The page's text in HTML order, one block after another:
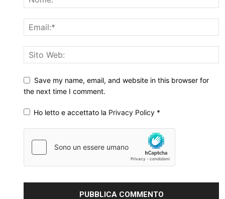
Save my name, email, and website in this browser for
the next time I comment.
Ho letto e accettato la Privacy Policy *